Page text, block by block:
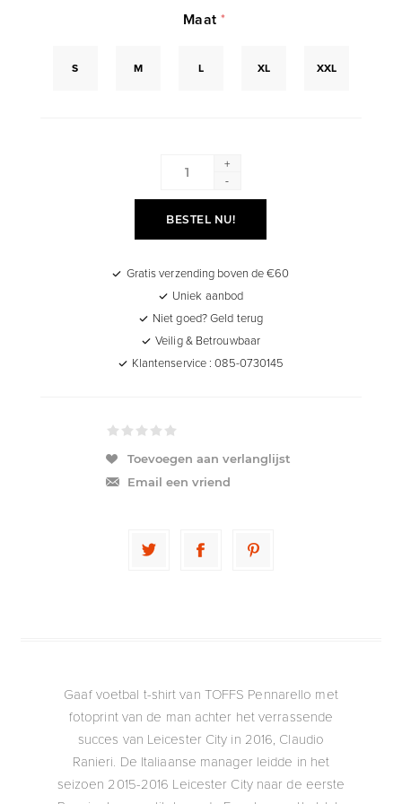
Maat*
S M L XL XXL
+
-
BESTEL NU!
Gratis verzending boven de €60
Uniek aanbod
Niet goed? Geld terug
Veilig & Betrouwbaar
Klantenservice : 085-0730145
Toevoegen aan verlanglijst
Email een vriend
Gaaf voetbal t-shirt van TOFFS Pennarello met
fotoprint van de man achter het verrassende
succes van Leicester City in 2016, Claudio
Ranieri. De Italiaanse manager leidde in het
seizoen 2015-2016 Leicester City naar de eerste